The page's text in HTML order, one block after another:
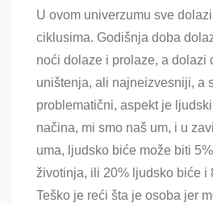
U ovom univerzumu sve
ciklusima. Godišnja doba
noći dolaze i prolaze, a dolazi
uništenja, ali najneizvesniji, a
problematični, aspekt je
načina, mi smo naš um, i u
uma, ljudsko biće može biti
životinja, ili 20% ljudsko biće i
Teško je reći šta je osoba jer